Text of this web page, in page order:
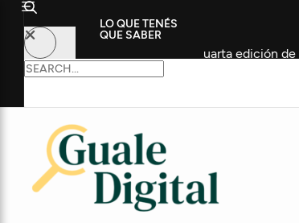
LO QUE TENÉS
QUE SABER
participaron de la cuarta edición de “Siga el